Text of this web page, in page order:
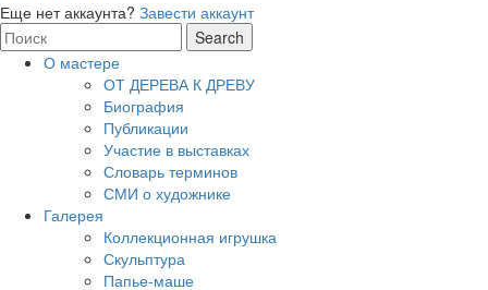
Еще нет аккаунта? Завести аккаунт
Search
for:
Search
О мастере
ОТ ДЕРЕВА К ДРЕВУ
Биография
Публикации
Участие в выставках
Словарь терминов
СМИ о художнике
Галерея
Коллекционная игрушка
Скульптура
Папье-маше